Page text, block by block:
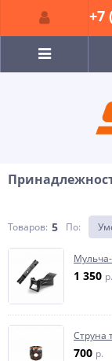
Товаров: 5 По:
1 350 p.
Струна
700 p.
+7